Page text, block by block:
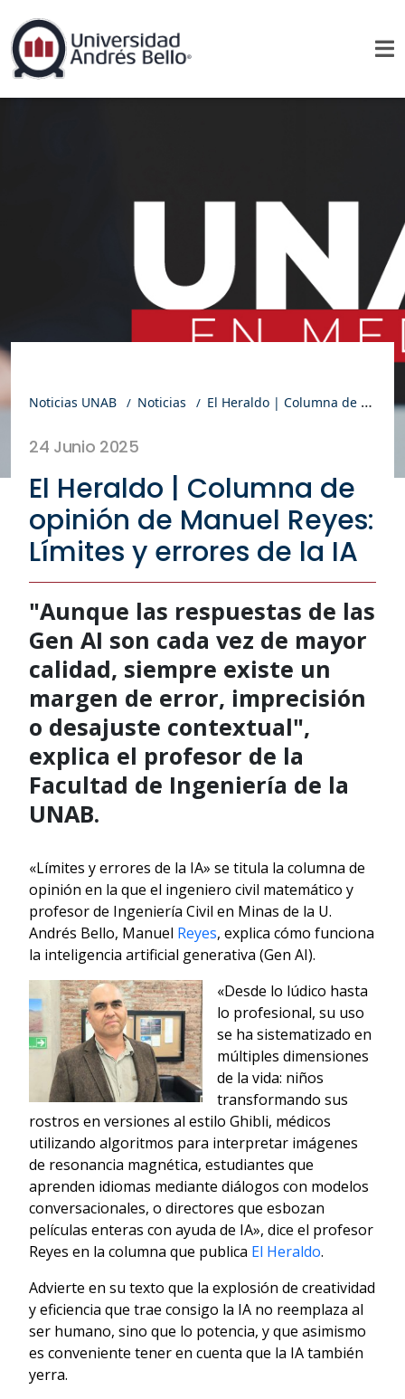
Noticias UNAB Noticias El Heraldo | Columna de opinión de Manuel Reyes: Límites y errores de la IA
24 Junio 2025
El Heraldo | Columna de
opinión de Manuel Reyes:
Límites y errores de la IA
"Aunque las respuestas de las
Gen AI son cada vez de mayor
calidad, siempre existe un
margen de error, imprecisión
o desajuste contextual",
explica el profesor de la
Facultad de Ingeniería de la
UNAB.
«Límites y errores de la IA» se titula la columna de
opinión en la que el ingeniero civil matemático y
profesor de Ingeniería Civil en Minas de la U.
Andrés Bello, Manuel Reyes, explica cómo funciona
la inteligencia artificial generativa (Gen AI).
«Desde lo lúdico hasta
lo profesional, su uso
se ha sistematizado en
múltiples dimensiones
de la vida: niños
transformando sus
rostros en versiones al estilo Ghibli, médicos
utilizando algoritmos para interpretar imágenes
de resonancia magnética, estudiantes que
aprenden idiomas mediante diálogos con modelos
conversacionales, o directores que esbozan
películas enteras con ayuda de IA», dice el profesor
Reyes en la columna que publica El Heraldo.
Advierte en su texto que la explosión de creatividad
y eficiencia que trae consigo la IA no reemplaza al
ser humano, sino que lo potencia, y que asimismo
es conveniente tener en cuenta que la IA también
yerra.